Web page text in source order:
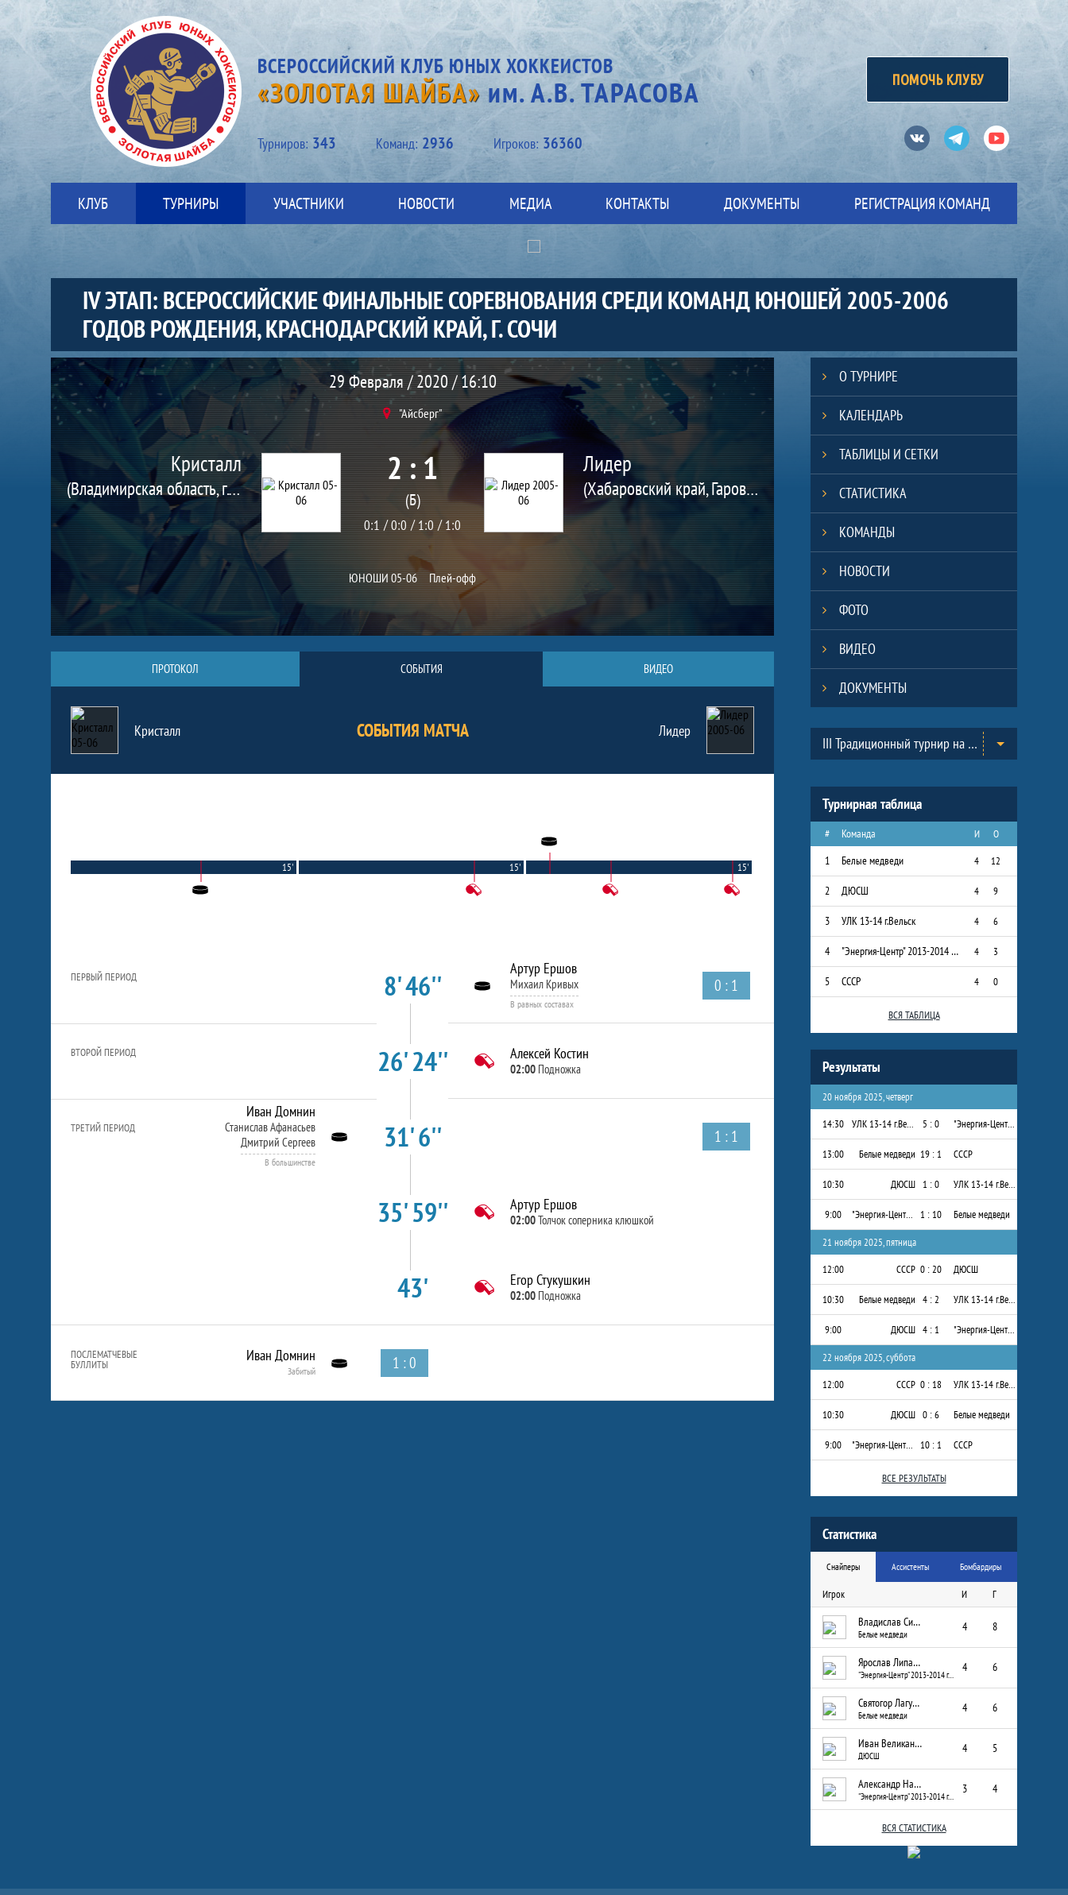
ВСЕРОССИЙСКИЙ КЛУБ ЮНЫХ ХОККЕИСТОВ
«ЗОЛОТАЯ ШАЙБА»им. А.В. ТАРАСОВА
Турниров: 343 Kоманд: 2936 Игроков: 36360
ПОМОЧЬ КЛУБУ
ВконтактеТелеграмЮтуб
КЛУБ ТУРНИРЫ УЧАСТНИКИ НОВОСТИ МЕДИА КОНТАКТЫ ДОКУМЕНТЫ РЕГИСТРАЦИЯ КОМАНД
IV ЭТАП: ВСЕРОССИЙСКИЕ ФИНАЛЬНЫЕ СОРЕВНОВАНИЯ СРЕДИ КОМАНД ЮНОШЕЙ 2005-2006
ГОДОВ РОЖДЕНИЯ, КРАСНОДАРСКИЙ КРАЙ, Г. СОЧИ
Матч
29 Февраля / 2020 / 16:10
"Айсберг"
Кристалл
(Владимирская область, г. Муром)
2 : 1
(Б)
0:1 0:0 1:0 1:0
Лидер
(Хабаровский край, Гаровка-1 с.)
ЮНОШИ 05-06 Плей-офф
ПРОТОКОЛ СОБЫТИЯ ВИДЕО
Кристалл СОБЫТИЯ МАТЧА Лидер
15' 15' 15'
ПЕРВЫЙ ПЕРИОД 8' 46'' Артур Ершов
Михаил Кривых
В равных составах
0 : 1
ВТОРОЙ ПЕРИОД 26' 24'' Алексей Костин
02:00 Подножка
ТРЕТИЙ ПЕРИОД
Иван Домнин
Станислав Афанасьев
Дмитрий Сергеев
В большинстве
31' 6'' 1 : 1
35' 59'' Артур Ершов
02:00Толчок соперника клюшкой
43' Егор Стукушкин
02:00 Подножка
ПОСЛЕМАТЧЕВЫЕ
БУЛЛИТЫ
Иван Домнин
Забитый 1 : 0
О ТУРНИРЕ
КАЛЕНДАРЬ
ТАБЛИЦЫ И СЕТКИ
СТАТИСТИКА
КОМАНДЫ
НОВОСТИ
ФОТО
ВИДЕО
ДОКУМЕНТЫ
Таблицы турнира III Традиционный турнир на призы Всероссийского Клуба юных хоккеистов «Золотая шайба» им. А.В. Тарасова в г.Черноголовка. (2013-2014)
Турнирная таблица
# Команда И О
1 Белые медведи 4 12
2 ДЮСШ 4 9
3 УЛК 13-14 г.Вельск 4 6
4 "Энергия-Центр" 2013-2014 г.р. 4 3
5 СССР 4 0
ВСЯ ТАБЛИЦА
Результаты
20 ноября 2025, четверг
14:30
УЛК 13-14 г.Вельск 5 : 0 "Энергия-Центр" 2013-2014 г.р.
13:00 Белые медведи 19 : 1 СССР
10:30 ДЮСШ 1 : 0 УЛК 13-14 г.Вельск
9:00 "Энергия-Центр" 2013-2014 г.р. 1 : 10 Белые медведи
21 ноября 2025, пятница
12:00
СССР 0 : 20 ДЮСШ
10:30 Белые медведи 4 : 2 УЛК 13-14 г.Вельск
9:00 ДЮСШ 4 : 1 "Энергия-Центр" 2013-2014 г.р.
22 ноября 2025, суббота
12:00
СССР 0 : 18 УЛК 13-14 г.Вельск
10:30 ДЮСШ 0 : 6 Белые медведи
9:00 "Энергия-Центр" 2013-2014 г.р. 10 : 1 СССР
ВСЕ РЕЗУЛЬТАТЫ
Статистика
Снайперы Ассистенты Бомбардиры
Игрок И Г
Владислав Сизых 4 8
Белые медведи
Ярослав Липатов 4 6
"Энергия-Центр" 2013-2014 г.р.
Святогор Лагуткин 4 6
Белые медведи
Иван Великанов 4 5
ДЮСШ
Александр Назаров 3 4
"Энергия-Центр" 2013-2014 г.р.
ВСЯ СТАТИСТИКА